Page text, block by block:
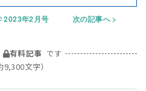
2023年2月号 次の記事へ
有料記事 です
9,300文字）